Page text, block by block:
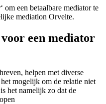
een betaalbare mediator te
mediation Orvelte.
een mediator
helpen met diverse
mogelijk om de relatie niet
het namelijk zo dat de